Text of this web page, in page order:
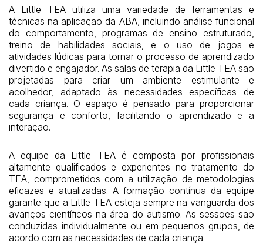
A Little TEA utiliza uma variedade de ferramentas e
técnicas na aplicação da ABA, incluindo análise funcional
do comportamento, programas de ensino estruturado,
treino de habilidades sociais, e o uso de jogos e
atividades lúdicas para tornar o processo de aprendizado
divertido e engajador. As salas de terapia da Little TEA são
projetadas para criar um ambiente estimulante e
acolhedor, adaptado às necessidades específicas de
cada criança. O espaço é pensado para proporcionar
segurança e conforto, facilitando o aprendizado e a
interação.
A equipe da Little TEA é composta por profissionais
altamente qualificados e experientes no tratamento do
TEA, comprometidos com a utilização de metodologias
eficazes e atualizadas. A formação contínua da equipe
garante que a Little TEA esteja sempre na vanguarda dos
avanços científicos na área do autismo. As sessões são
conduzidas individualmente ou em pequenos grupos, de
acordo com as necessidades de cada criança.